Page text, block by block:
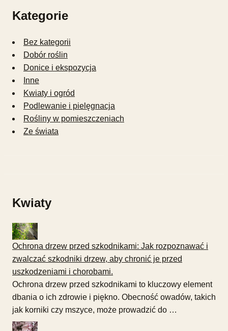
Kategorie
Bez kategorii
Dobór roślin
Donice i ekspozycja
Inne
Kwiaty i ogród
Podlewanie i pielęgnacja
Rośliny w pomieszczeniach
Ze świata
Kwiaty
Ochrona drzew przed szkodnikami: Jak rozpoznawać i
zwalczać szkodniki drzew, aby chronić je przed
uszkodzeniami i chorobami.
Ochrona drzew przed szkodnikami to kluczowy element
dbania o ich zdrowie i piękno. Obecność owadów, takich
jak korniki czy mszyce, może prowadzić do …